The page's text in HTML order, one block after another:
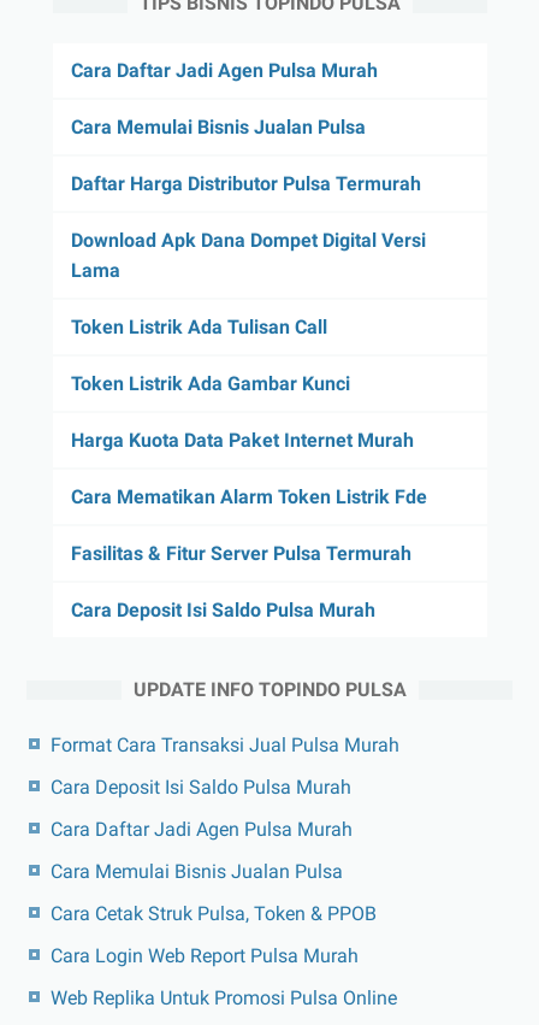
Cara Daftar Jadi Agen Pulsa Murah
Cara Memulai Bisnis Jualan Pulsa
Daftar Harga Distributor Pulsa Termurah
Download Apk Dana Dompet Digital Versi
Lama
Token Listrik Ada Tulisan Call
Token Listrik Ada Gambar Kunci
Harga Kuota Data Paket Internet Murah
Cara Mematikan Alarm Token Listrik Fde
Fasilitas & Fitur Server Pulsa Termurah
Cara Deposit Isi Saldo Pulsa Murah
UPDATE INFO TOPINDO PULSA
Format Cara Transaksi Jual Pulsa Murah
Cara Deposit Isi Saldo Pulsa Murah
Cara Daftar Jadi Agen Pulsa Murah
Cara Memulai Bisnis Jualan Pulsa
Cara Cetak Struk Pulsa, Token & PPOB
Cara Login Web Report Pulsa Murah
Web Replika Untuk Promosi Pulsa Online